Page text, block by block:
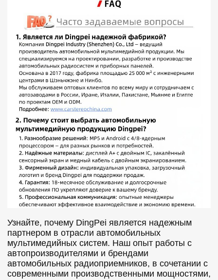
Узнайте, почему DingPei является надежным
партнером в отрасли автомобильных
мультимедийных систем. Наш опыт работы с
автопроизводителями и брендами
автомобильных радиоприемников, в сочетании с
современными производственными мощностями,